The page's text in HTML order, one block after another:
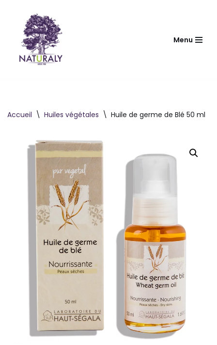
contenu
Menu
Accueil \ Huiles végétales \ Huile de germe de Blé 50 ml